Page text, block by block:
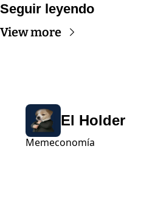
Seguir leyendo
View more
El Holder
Memeconomía